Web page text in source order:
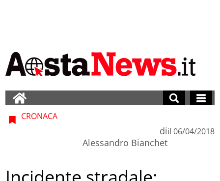
CRONACA
di
Alessandro Bianchet
il 06/04/2018